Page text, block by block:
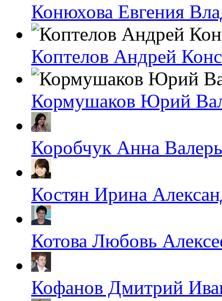
Конюхова Евгения
Коптелов Андрей
Кормушаков Юрий
Коробчук Анна
Костян Ирина
Котова Любовь
Кофанов Дмитрий